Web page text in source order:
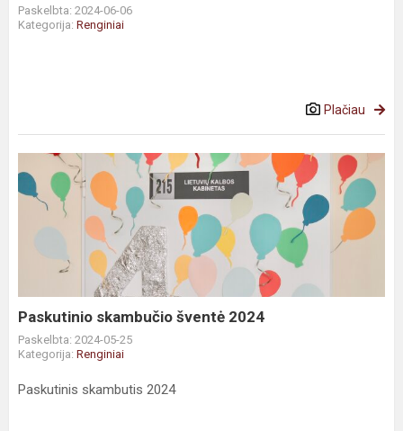
Paskelbta: 2024-06-06
Kategorija: Renginiai
Plačiau
Paskutinio skambučio šventė 2024
Paskelbta: 2024-05-25
Kategorija: Renginiai
Paskutinis skambutis 2024